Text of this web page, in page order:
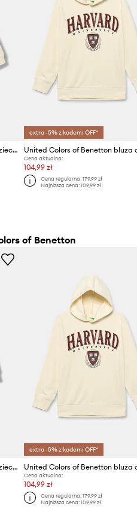
United Colors of Benetton bluza dziecięca
extra -5% z kodem: OFF*
Cena aktualna:
104,99 zł
Cena regularna: 179,99 zł
Najniższa cena: 109,99 zł
of Benetton
United Colors of Benetton bluza dziecięca bawełniana
extra -5% z kodem: OFF*
Cena aktualna:
104,99 zł
Cena regularna: 179,99 zł
Najniższa cena: 109,99 zł